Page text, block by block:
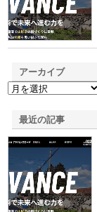
アーカイブ
最近の記事